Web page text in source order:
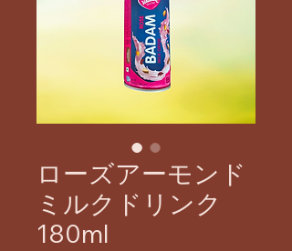
ローズアーモンド
ミルクドリンク
180ml